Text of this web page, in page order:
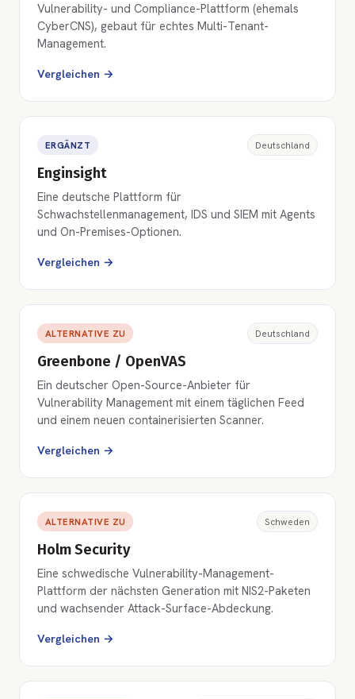
Vulnerability- und Compliance-Plattform (ehemals
CyberCNS), gebaut für echtes Multi-Tenant-
Management.
Vergleichen →
ERGÄNZT Deutschland
Enginsight
Eine deutsche Plattform für
Schwachstellenmanagement, IDS und SIEM mit Agents
und On-Premises-Optionen.
Vergleichen →
ALTERNATIVE ZU Deutschland
Greenbone / OpenVAS
Ein deutscher Open-Source-Anbieter für
Vulnerability Management mit einem täglichen Feed
und einem neuen containerisierten Scanner.
Vergleichen →
ALTERNATIVE ZU Schweden
Holm Security
Eine schwedische Vulnerability-Management-
Plattform der nächsten Generation mit NIS2-Paketen
und wachsender Attack-Surface-Abdeckung.
Vergleichen →